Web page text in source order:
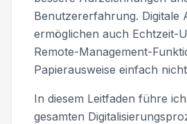
Benutzererfahrung. Digitale
ermöglichen auch Echtzeit-
Remote-Management-
Papierausweise einfach
In diesem Leitfaden führe
gesamten